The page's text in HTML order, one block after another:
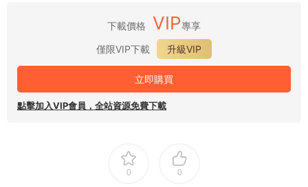
下載價格 VIP專享
僅限VIP下載
升級VIP
立即購買
點擊加入VIP會員，全站資源免費下載
0 0